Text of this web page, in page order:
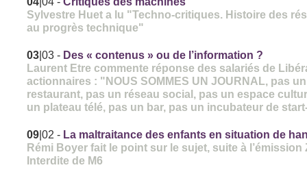
Sylvestre Huet a lu "Techno-critiques. Histoire des
au progrès technique"
03|03 - Des « contenus » ou de l’information ?
Laurent Etre commente réponse des salariés de
actionnaires : "NOUS SOMMES UN JOURNAL, pas un
restaurant, pas un réseau social, pas un espace
un plateau télé, pas un bar, pas un incubateur de
09|02 - La maltraitance des enfants en situation de
Rémi Boyer fait le point sur le sujet, suite à l’émission
Interdite de M6